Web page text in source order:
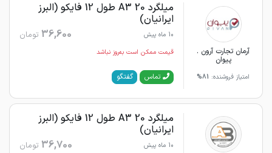
آرمان تجارت آرون .
پیوان
امتیاز فروشنده: 81%
میلگرد 20 A3 طول 12 فایکو (البرز
ایرانیان)
10 ماه پیش 36,600 تومان
قیمت ممکن است به‌روز نباشد
تماس گفتگو
میلگرد 20 A3 طول 12 فایکو (البرز
ایرانیان)
10 ماه پیش 36,700 تومان